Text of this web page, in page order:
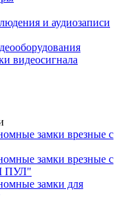
и аудиозаписи
видеосигнала
замки врезные с
замки врезные с
ПУЛ"
замки для